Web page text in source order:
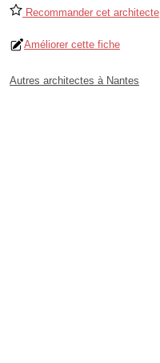
Recommander cet architecte
Améliorer cette fiche
Autres architectes à Nantes